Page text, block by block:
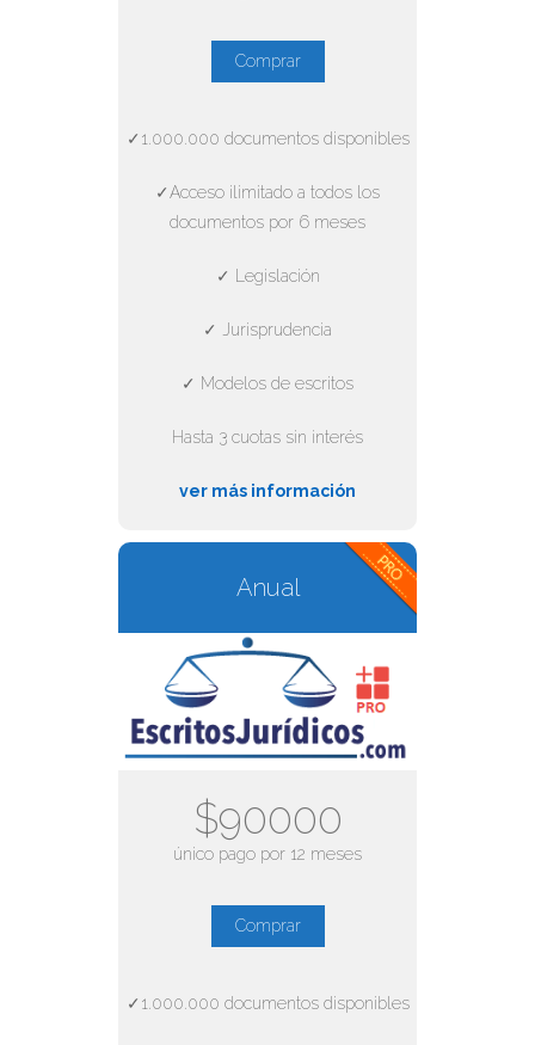
Comprar
✓1.000.000 documentos disponibles
✓Acceso ilimitado a todos los
documentos por 6 meses
✓ Legislación
✓ Jurisprudencia
✓ Modelos de escritos
Hasta 3 cuotas sin interés
ver más información
Anual
$90000
único pago por 12 meses
Comprar
✓1.000.000 documentos disponibles